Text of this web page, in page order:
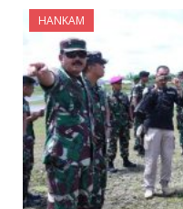
HANKAM